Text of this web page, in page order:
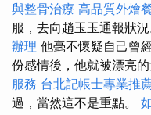
與整骨治療 高品質外燴
服，去向趙玉玉通報狀況
辦理 他毫不懷疑自己曾
份感情後，他就被漂亮
服務 台北記帳士專業推
過，當然這不是重點。